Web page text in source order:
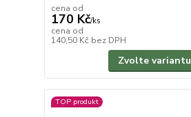
cena od
170 Kč/ks
cena od
140,50 Kč bez DPH
Zvolte variantu
TOP produkt